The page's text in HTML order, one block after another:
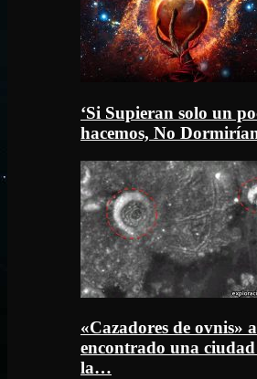
‘Si Supieran solo un
hacemos, No
«Cazadores de ovnis»
encontrado una
la…